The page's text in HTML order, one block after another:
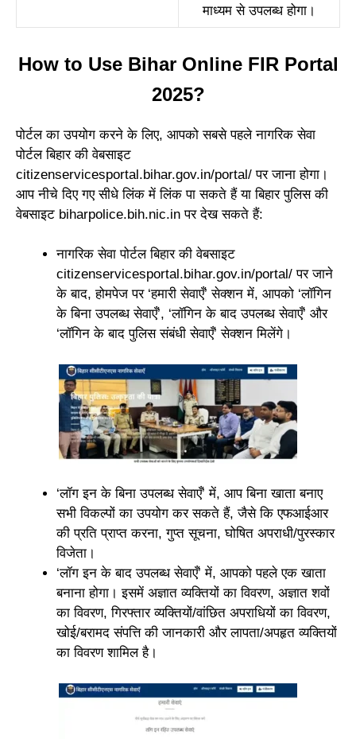
माध्यम से उपलब्ध होगा।
How to Use Bihar Online FIR Portal
2025?
पोर्टल का उपयोग करने के लिए, आपको सबसे पहले नागरिक सेवा
पोर्टल बिहार की वेबसाइट
citizenservicesportal.bihar.gov.in/portal/ पर जाना होगा।
आप नीचे दिए गए सीधे लिंक में लिंक पा सकते हैं या बिहार पुलिस की
वेबसाइट biharpolice.bih.nic.in पर देख सकते हैं:
नागरिक सेवा पोर्टल बिहार की वेबसाइट
citizenservicesportal.bihar.gov.in/portal/ पर जाने
के बाद, होमपेज पर ‘हमारी सेवाएँ’ सेक्शन में, आपको ‘लॉगिन
के बिना उपलब्ध सेवाएँ’, ‘लॉगिन के बाद उपलब्ध सेवाएँ’ और
‘लॉगिन के बाद पुलिस संबंधी सेवाएँ’ सेक्शन मिलेंगे।
‘लॉग इन के बिना उपलब्ध सेवाएँ’ में, आप बिना खाता बनाए
सभी विकल्पों का उपयोग कर सकते हैं, जैसे कि एफआईआर
की प्रति प्राप्त करना, गुप्त सूचना, घोषित अपराधी/पुरस्कार
विजेता।
‘लॉग इन के बाद उपलब्ध सेवाएँ’ में, आपको पहले एक खाता
बनाना होगा। इसमें अज्ञात व्यक्तियों का विवरण, अज्ञात शवों
का विवरण, गिरफ्तार व्यक्तियों/वांछित अपराधियों का विवरण,
खोई/बरामद संपत्ति की जानकारी और लापता/अपहृत व्यक्तियों
का विवरण शामिल है।